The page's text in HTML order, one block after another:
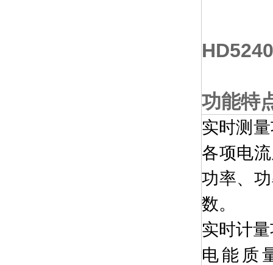
HD5240
功能特
实时测
各项电
功率、
数。
实时计
电能质